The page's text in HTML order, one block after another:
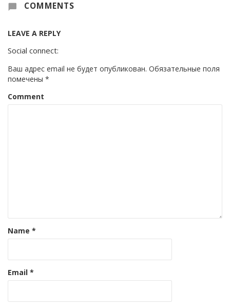
COMMENTS
LEAVE A REPLY
Social connect:
Ваш адрес email не будет опубликован. Обязательные поля
помечены *
Comment
Name *
Email *